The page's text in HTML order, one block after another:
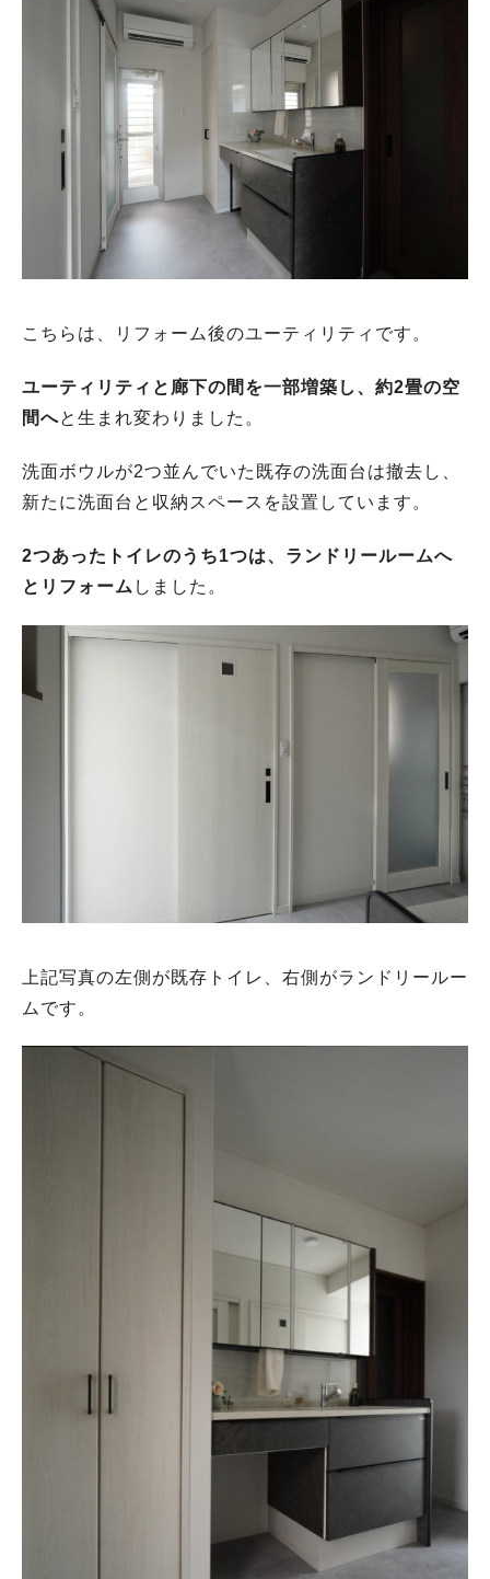
こちらは、リフォーム後のユーティリティです。
ユーティリティと廊下の間を一部増築し、約2畳の空
間へと生まれ変わりました。
洗面ボウルが2つ並んでいた既存の洗面台は撤去し、
新たに洗面台と収納スペースを設置しています。
2つあったトイレのうち1つは、ランドリールームへ
とリフォーム しました。
上記写真の左側が既存トイレ、右側がランドリールー
ムです。